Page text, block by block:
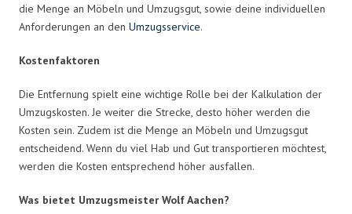
die Menge an Möbeln und Umzugsgut, sowie deine individuellen
Anforderungen an den Umzugsservice.
Kostenfaktoren
Die Entfernung spielt eine wichtige Rolle bei der Kalkulation der
Umzugskosten. Je weiter die Strecke, desto höher werden die
Kosten sein. Zudem ist die Menge an Möbeln und Umzugsgut
entscheidend. Wenn du viel Hab und Gut transportieren möchtest,
werden die Kosten entsprechend höher ausfallen.
Was bietet Umzugsmeister Wolf Aachen?